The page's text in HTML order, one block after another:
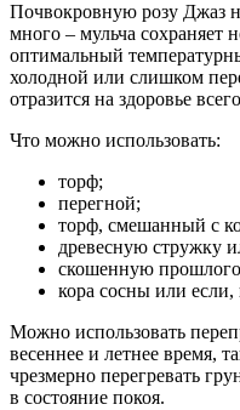
Почвокровную розу Джаз
много – мульча сохраняет
оптимальный
холодной или слишком
отразится на здоровье
Что можно использовать:
торф;
перегной;
торф, смешанный с
древесную стружку
скошенную
кора сосны или если,
Можно использовать
весеннее и летнее время,
чрезмерно перегревать
в состояние покоя.